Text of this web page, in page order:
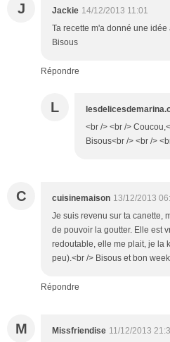
J Jackie 14/12/2013 11:01
Ta recette m'a donné une
Bisous
Répondre
L
<br /> <br />
Bisous<br /> <br />
C cuisinemaison 13/12/2013
Je suis revenu sur ta canette,
de pouvoir la goutter. Elle est
redoutable, elle me plait, je la
peu).<br /> Bisous et bon
Répondre
M Missfriendise 11/12/2013